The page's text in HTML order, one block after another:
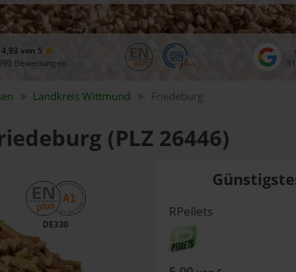
4,93 von 5
Bewertungen
LandkreisWittmund Friedeburg
(PLZ 26446)
DE330
RPellets